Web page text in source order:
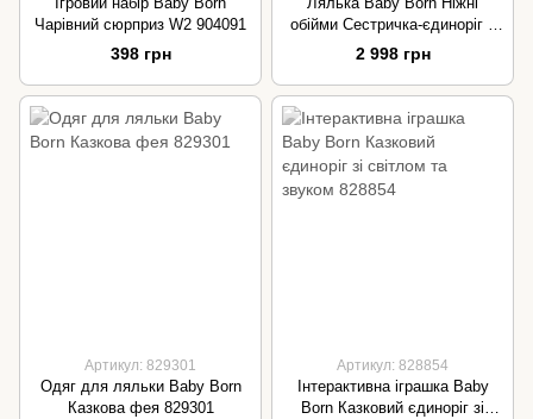
Чарівний сюрприз W2 904091
398 грн
обійми Сестричка-єдиноріг з
аксесуарами 43 см 829349
2 998 грн
Артикул: 829301
Одяг для ляльки Baby Born
Казкова фея 829301
Артикул: 828854
Інтерактивна іграшка Baby
Born Казковий єдиноріг зі